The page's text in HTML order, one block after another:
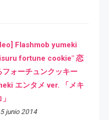
Flashmob yumeki
fortune cookie" 恋
フォーチュンクッキー
エンタメ ver. 「メキ
junio 2014